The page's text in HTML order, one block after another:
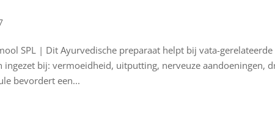
SPL | Dit Ayurvedische preparaat helpt bij vata-gerelateerde
bij: vermoeidheid, uitputting, nerveuze aandoeningen,
bevordert een...